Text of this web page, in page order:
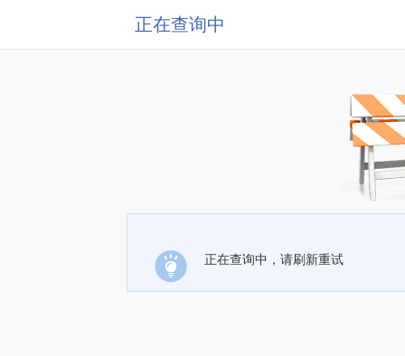
正在查询中
正在查询中，请刷新重试